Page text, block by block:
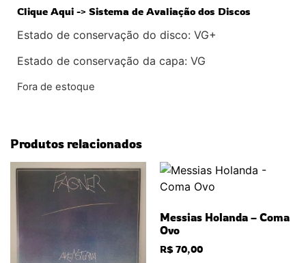
Clique Aqui -> Sistema de Avaliação dos Discos
Estado de conservação do disco: VG+
Estado de conservação da capa: VG
Fora de estoque
Produtos relacionados
Messias Holanda – Coma
Ovo
R$70,00